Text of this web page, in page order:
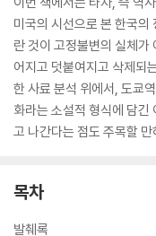
미국의 시선으로 본 한국의
란 것이 고정불변의 실체가
어지고 덧붙여지고 삭제되
한 사료 분석 위에서, 도쿄
화라는 소설적 형식에 담긴
고 나간다는 점도 주목할 만
목차
발췌록